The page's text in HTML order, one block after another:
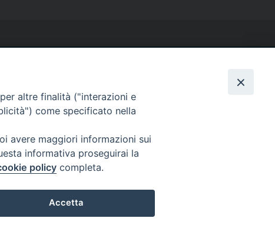
altre finalità ("interazioni e
come specificato nella
avere maggiori informazioni sui
informativa proseguirai la
policy completa.
Accetta